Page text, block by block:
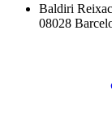
Baldiri
08028